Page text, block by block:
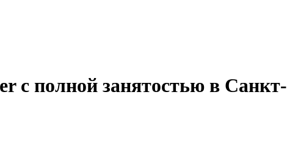
с полной занятостью в Санкт-